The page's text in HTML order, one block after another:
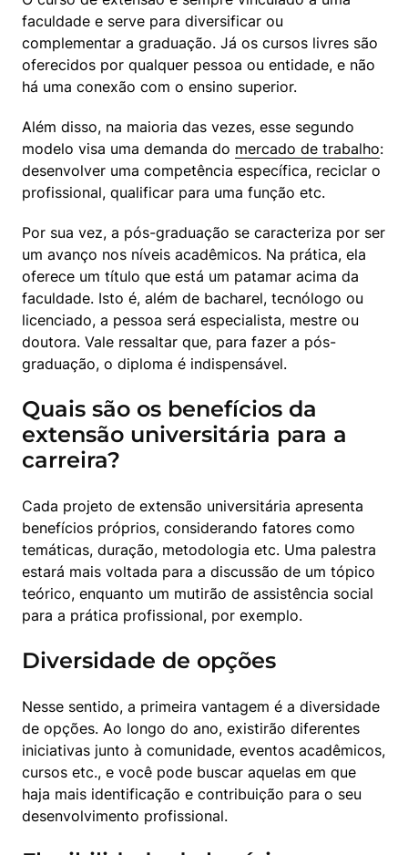
faculdade e serve para diversificar ou
complementar a graduação. Já os cursos livres são
oferecidos por qualquer pessoa ou entidade, e não
há uma conexão com o ensino superior.
Além disso, na maioria das vezes, esse segundo
modelo visa uma demanda do mercado de trabalho:
desenvolver uma competência específica, reciclar o
profissional, qualificar para uma função etc.
Por sua vez, a pós-graduação se caracteriza por ser
um avanço nos níveis acadêmicos. Na prática, ela
oferece um título que está um patamar acima da
faculdade. Isto é, além de bacharel, tecnólogo ou
licenciado, a pessoa será especialista, mestre ou
doutora. Vale ressaltar que, para fazer a pós-
graduação, o diploma é indispensável.
Quais são os benefícios da
extensão universitária para a
carreira?
Cada projeto de extensão universitária apresenta
benefícios próprios, considerando fatores como
temáticas, duração, metodologia etc. Uma palestra
estará mais voltada para a discussão de um tópico
teórico, enquanto um mutirão de assistência social
para a prática profissional, por exemplo.
Diversidade de opções
Nesse sentido, a primeira vantagem é a diversidade
de opções. Ao longo do ano, existirão diferentes
iniciativas junto à comunidade, eventos acadêmicos,
cursos etc., e você pode buscar aquelas em que
haja mais identificação e contribuição para o seu
desenvolvimento profissional.